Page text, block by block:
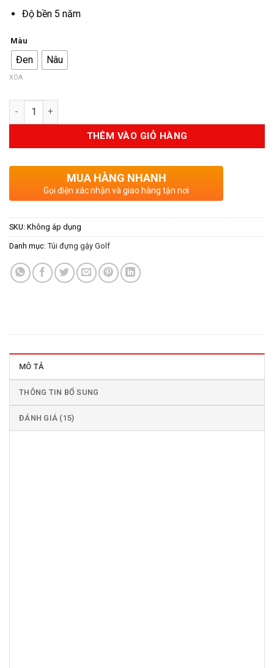
Độ bền 5 năm
Màu
Đen Nâu
XÓA
Số lượng
THÊM VÀO GIỎ HÀNG
MUA HÀNG NHANH
Gọi điện xác nhận và giao hàng tận nơi
SKU: Không áp dụng
Danh mục: Túi đựng gậy Golf
MÔ TẢ
THÔNG TIN BỔ SUNG
ĐÁNH GIÁ (15)